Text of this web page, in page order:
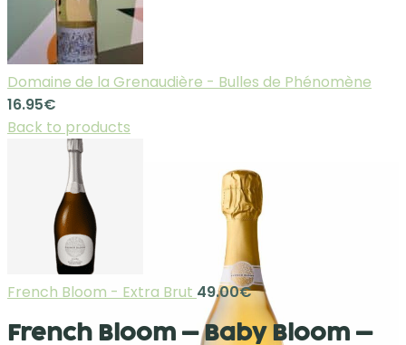
Domaine de la Grenaudière - Bulles de Phénomène
16.95€
Back to products
French Bloom - Extra Brut 49.00€
French Bloom – Baby Bloom –